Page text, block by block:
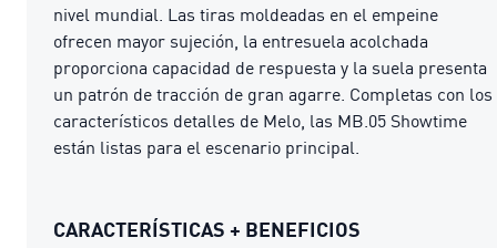
nivel mundial. Las tiras moldeadas en el empeine
ofrecen mayor sujeción, la entresuela acolchada
proporciona capacidad de respuesta y la suela presenta
un patrón de tracción de gran agarre. Completas con los
característicos detalles de Melo, las MB.05 Showtime
están listas para el escenario principal.
CARACTERÍSTICAS + BENEFICIOS